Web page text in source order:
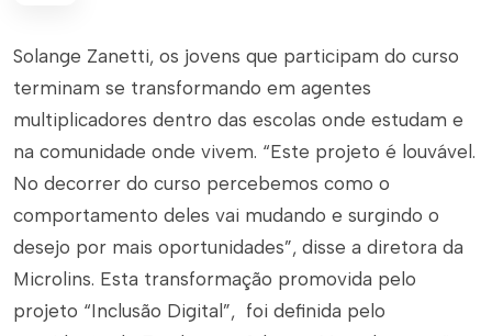
Solange Zanetti, os jovens que participam do curso
terminam se transformando em agentes
multiplicadores dentro das escolas onde estudam e
na comunidade onde vivem. “Este projeto é louvável.
No decorrer do curso percebemos como o
comportamento deles vai mudando e surgindo o
desejo por mais oportunidades”, disse a diretora da
Microlins. Esta transformação promovida pelo
projeto “Inclusão Digital”, foi definida pelo